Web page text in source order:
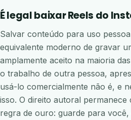
É legal baixar Reels do
Salvar conteúdo para uso
equivalente moderno de gravar
amplamente aceito na maioria
o trabalho de outra pessoa,
usá-lo comercialmente não é, e
isso. O direito autoral
regra de ouro: guarde para